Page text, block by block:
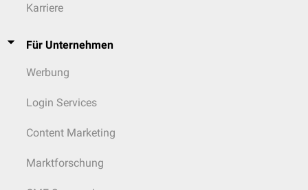
Karriere
Für Unternehmen
Werbung
Login Services
Content Marketing
Marktforschung